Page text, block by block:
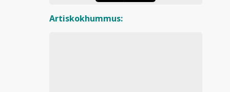
Artiskokhummus: